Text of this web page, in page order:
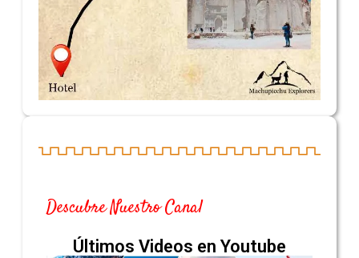
Descubre Nuestro Canal
Últimos Videos en Youtube